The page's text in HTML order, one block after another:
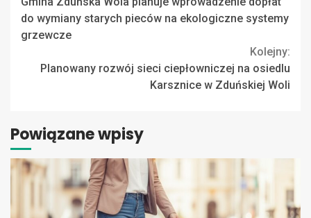
Reading
do wymiany starych pieców na ekologiczne systemy
grzewcze
Kolejny:
Planowany rozwój sieci ciepłowniczej na osiedlu
Karsznice w Zduńskiej Woli
Powiązane wpisy